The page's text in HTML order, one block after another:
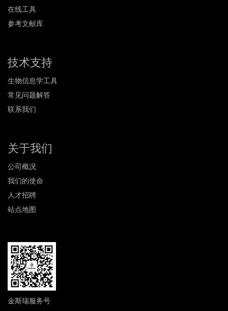
在线工具
参考文献库
技术支持
生物信息学工具
常见问题解答
联系我们
关于我们
公司概况
我们的使命
人才招聘
站点地图
金斯瑞服务号